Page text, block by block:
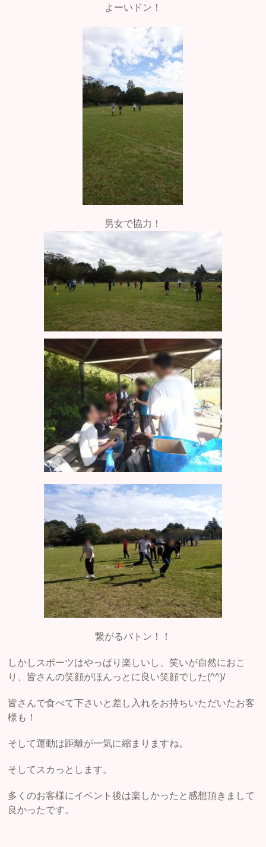
よーいドン！
男女で協力！
繋がるバトン！！
しかしスポーツはやっぱり楽しいし、笑いが自然におこ
り、皆さんの笑顔がほんっとに良い笑顔でした(^^)/
皆さんで食べて下さいと差し入れをお持ちいただいたお客
様も！
そして運動は距離が一気に縮まりますね。
そしてスカっとします。
多くのお客様にイベント後は楽しかったと感想頂きまして
良かったです。